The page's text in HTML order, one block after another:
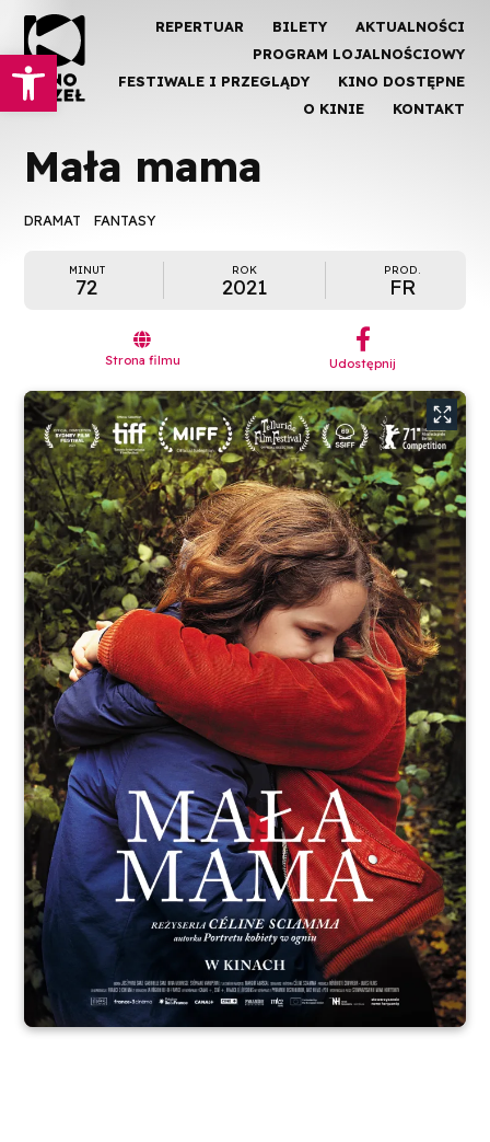
Otwórz pasek narzędzi
REPERTUAR BILETY
AKTUALNOŚCI
PROGRAM LOJALNOŚCIOWY
FESTIWALE I PRZEGLĄDY
KINO DOSTĘPNE
O KINIE
KONTAKT
Mała mama
DRAMAT FANTASY
MINUT
72
ROK
2021
PROD.
FR

Strona filmu
︁
Udostępnij